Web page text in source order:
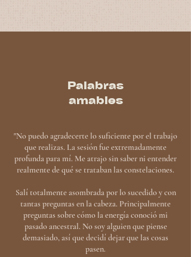
Palabras
amables
"No puedo agradecerte lo suficiente por el trabajo
que realizas. La sesión fue extremadamente
profunda para mí. Me atrajo sin saber ni entender
realmente de qué se trataban las constelaciones.
Salí totalmente asombrada por lo sucedido y con
tantas preguntas en la cabeza. Principalmente
preguntas sobre cómo la energía conoció mi
pasado ancestral. No soy alguien que piense
demasiado, así que decidí dejar que las cosas
pasen.